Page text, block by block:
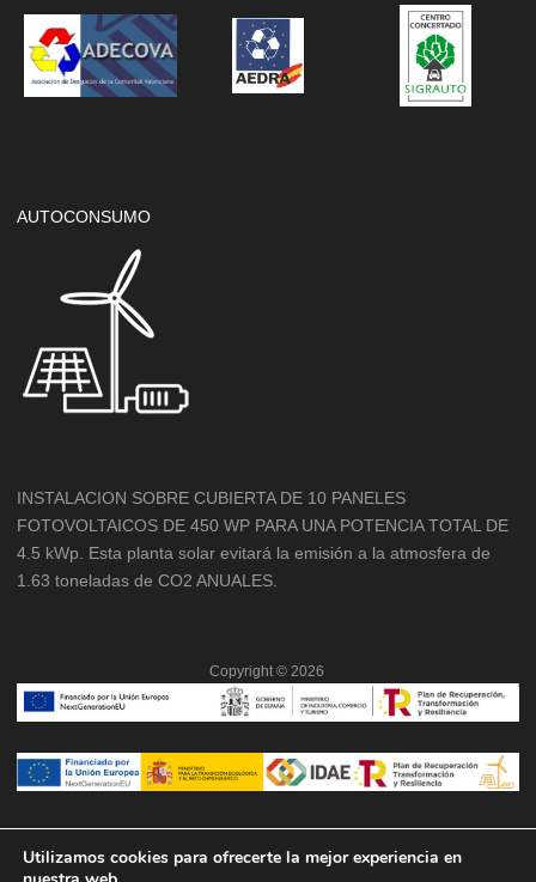
AUTOCONSUMO
INSTALACION SOBRE CUBIERTA DE 10 PANELES
FOTOVOLTAICOS DE 450 WP PARA UNA POTENCIA TOTAL DE
4.5 kWp. Esta planta solar evitará la emisión a la atmosfera de
1.63 toneladas de CO2 ANUALES.
Copyright © 2026
Utilizamos cookies para ofrecerte la mejor experiencia en